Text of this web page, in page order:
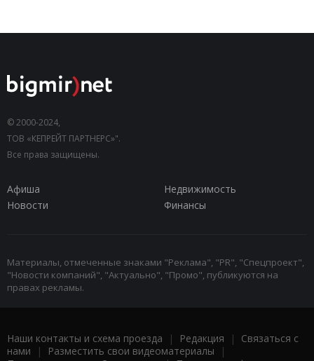
© 2000-2024,
ТОВ «КЕПРЕЙТ ПАРТНЕРС»".
Все права защищены.
Афиша
Недвижимость
Новости
Финансы
Материалы, отмеченные знаками "Реклама", "PR", "Спецпроект",
"Новости компаний", "Актуально", "Промо", публикуются на
правах рекламы.
Наши контакты и схема проезда | Редакция | Связаться с
нами | Разместить свои видеоматериалы |